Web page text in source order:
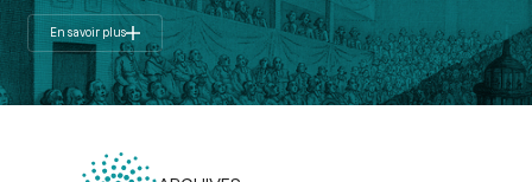
En savoir plus